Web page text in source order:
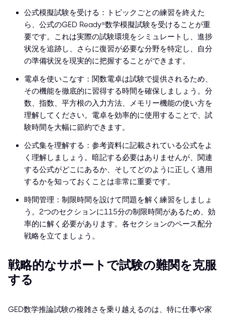
公式模擬試験を受ける：トピックごとの練習を終えた
ら、公式のGED Ready®数学模擬試験を受けることが重
要です。これは実際の試験環境をシミュレートし、進捗
状況を追跡し、さらに復習が必要な分野を特定し、自分
の準備状況を現実的に把握することができます。
電卓を使いこなす：関数電卓は試験で提供されるため、
その機能を徹底的に習得する時間を確保しましょう。分
数、指数、平方根の入力方法、メモリー機能の使い方を
理解してください。電卓を効率的に使用することで、試
験時間を大幅に節約できます。
公式集を理解する：参考資料に記載されている公式をよ
く理解しましょう。暗記する必要はありませんが、関連
する公式がどこにあるか、そしてどのように正しく適用
するかを知っておくことは非常に重要です。
時間管理：制限時間を設けて問題を解く練習をしましょ
う。2つのセクションに115分の制限時間があるため、効
率的に解く必要があります。各セクションのペース配分
戦略を立てましょう。
戦略的なサポートで試験の難関を克服
する
GED数学推論試験の複雑さを乗り越えるのは、特に仕事や家